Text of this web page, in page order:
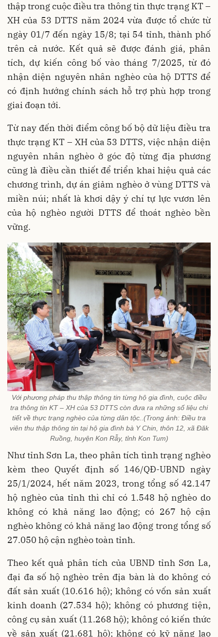
thập trong cuộc điều tra thông tin thực trạng KT –
XH của 53 DTTS năm 2024 vừa được tổ chức từ
ngày 01/7 đến ngày 15/8; tại 54 tỉnh, thành phố
trên cả nước. Kết quả sẽ được đánh giá, phân
tích, dự kiến công bố vào tháng 7/2025, từ đó
nhận diện nguyên nhân nghèo của hộ DTTS để
có định hướng chính sách hỗ trợ phù hợp trong
giai đoạn tới.
Từ nay đến thời điểm công bố bộ dữ liệu điều tra
thực trạng KT – XH của 53 DTTS, việc nhận diện
nguyên nhân nghèo ở góc độ từng địa phương
cũng là điều cần thiết để triển khai hiệu quả các
chương trình, dự án giảm nghèo ở vùng DTTS và
miền núi; nhất là khơi dậy ý chí tự lực vươn lên
của hộ nghèo người DTTS để thoát nghèo bền
vững.
Với phương pháp thu thập thông tin từng hộ gia đình, cuộc điều
tra thông tin KT – XH của 53 DTTS còn đưa ra những số liệu chi
tiết về thực trạng nghèo của từng dân tộc..(Trong ảnh: Điều tra
viên thu thập thông tin tại hộ gia đình bà Y Chin, thôn 12, xã Đăk
Ruồng, huyện Kon Rẫy, tỉnh Kon Tum)
Như tỉnh Sơn La, theo phân tích tình trạng nghèo
kèm theo Quyết định số 146/QĐ-UBND ngày
25/1/2024, hết năm 2023, trong tổng số 42.147
hộ nghèo của tỉnh thì chỉ có 1.548 hộ nghèo do
không có khả năng lao động; có 267 hộ cận
nghèo không có khả năng lao động trong tổng số
27.050 hộ cận nghèo toàn tỉnh.
Theo kết quả phân tích của UBND tỉnh Sơn La,
đại đa số hộ nghèo trên địa bàn là do không có
đất sản xuất (10.616 hộ); không có vốn sản xuất
kinh doanh (27.534 hộ); không có phương tiện,
công cụ sản xuất (11.268 hộ); không có kiến thức
về sản xuất (21.681 hộ); không có kỹ năng lao